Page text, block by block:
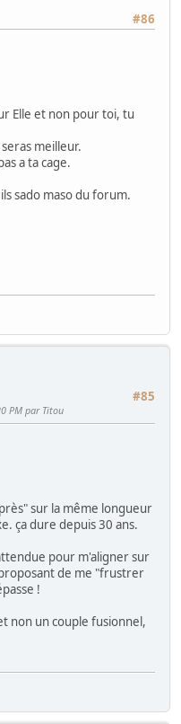
#86
Elle et non pour toi, tu
meilleur.
a ta cage.
sado maso du forum.
#85
PM par Titou
sur la même longueur
ça dure depuis 30 ans.
pour m'aligner sur
de me "frustrer
!
non un couple fusionnel,